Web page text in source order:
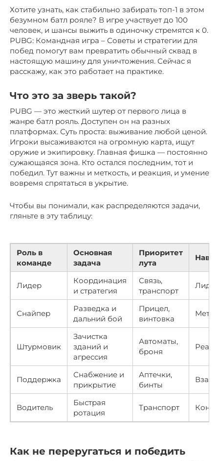
Хотите узнать, как стабильно забирать топ-1 в этом
безумном батл рояле? В игре участвует до 100
человек, и шансы выжить в одиночку стремятся к 0.
PUBG: Командная игра – Советы и стратегии для
побед помогут вам превратить обычный сквад в
настоящую машину для уничтожения. Сейчас я
расскажу, как это работает на практике.
Что это за зверь такой?
PUBG — это жесткий шутер от первого лица в
жанре батл рояль. Доступен он на разных
платформах. Суть проста: выживание любой ценой.
Игроки высаживаются на огромную карта, ищут
оружие и экипировку. Главная фишка — постоянно
сужающаяся зона. Кто остался последним, тот и
победил. Тут важны и меткость, и реакция, и умение
вовремя спрятаться в укрытие.
Чтобы вы понимали, как распределяются задачи,
гляньте в эту таблицу:
Роль в
команде
Основная
задача
Приоритет
лута
Лидер
Координация
и стратегия
Связь,
транспорт
Снайпер
Разведка и
дальний бой
Прицел,
винтовка
Штурмовик
Зачистка
зданий и
агрессия
Автоматы,
броня
Поддержка
Снабжение и
прикрытие
Аптечки,
бинты
Водитель
Быстрая
ротация
Транспорт
Как не переругаться и победить